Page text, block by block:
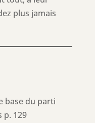
plus jamais
base du parti
p. 129